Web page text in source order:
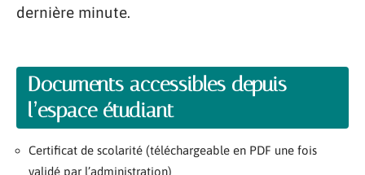
dernière minute.
Documents accessibles depuis
l’espace étudiant
Certificat de scolarité (téléchargeable en PDF une fois
validé par l’administration)